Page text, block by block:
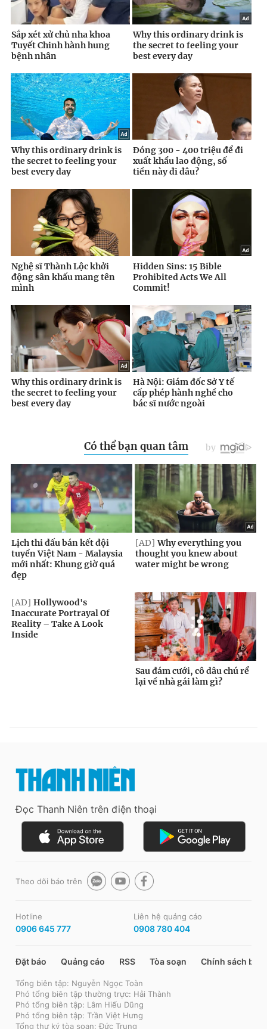
Đọc Thanh Niên trên điện thoại
Theo dõi báo trên
Hotline
0906 645 777
Liên hệ quảng cáo
0908 780 404
Đặt báo Quảng cáo RSS Tòa soạn Chính sách bảo
Tổng biên tập: Nguyễn Ngọc Toàn
Phó tổng biên tập thường trực: Hải Thành
Phó tổng biên tập: Lâm Hiếu Dũng
Phó tổng biên tập: Trần Việt Hưng
Tổng thư ký tòa soạn: Đức Trung